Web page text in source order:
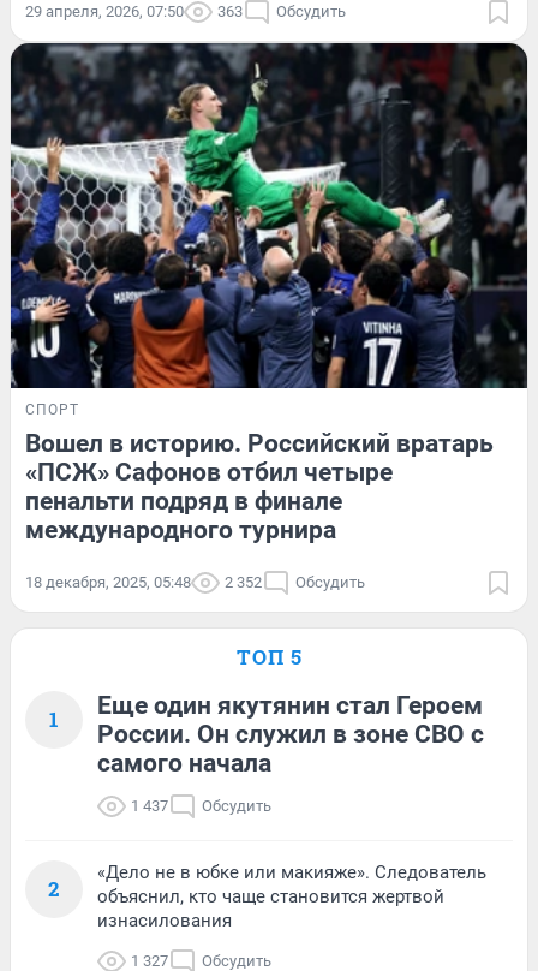
29 апреля, 2026, 07:50 363 Обсудить
СПОРТ
Вошел в историю. Российский вратарь
«ПСЖ» Сафонов отбил четыре
пенальти подряд в финале
международного турнира
18 декабря, 2025, 05:48 2 352 Обсудить
ТОП 5
1
Еще один якутянин стал Героем
России. Он служил в зоне СВО с
самого начала
1 437 Обсудить
2
«Дело не в юбке или макияже». Следователь
объяснил, кто чаще становится жертвой
изнасилования
1 327 Обсудить